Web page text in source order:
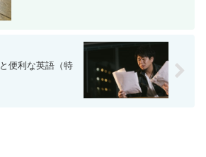
便利な英語（特